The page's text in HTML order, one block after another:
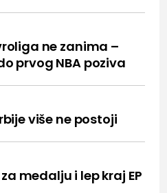
ne zanima –
prvog NBA poziva
više ne postoji
medalju i lep kraj EP